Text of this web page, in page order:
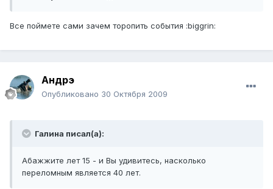
Все поймете сами зачем торопить события :biggrin:
Андрэ
Опубликовано 30 Октября 2009
Галина писал(а):
Абажжите лет 15 - и Вы удивитесь, насколько
переломным является 40 лет.